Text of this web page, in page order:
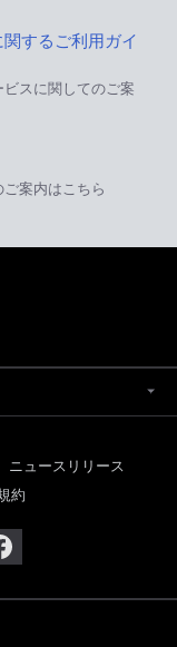
するご利用ガイ
スに関してのご案
案内はこちら
ニュースリリース
約